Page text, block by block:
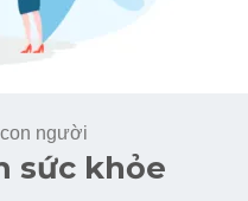
người
sức khỏe